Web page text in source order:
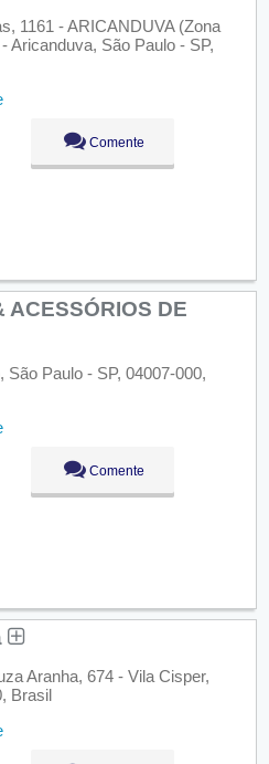
1161 - ARICANDUVA (Zona
Aricanduva, São Paulo - SP,
Comente
ACESSÓRIOS DE
São Paulo - SP, 04007-000,
Comente
Aranha, 674 - Vila Cisper,
Brasil